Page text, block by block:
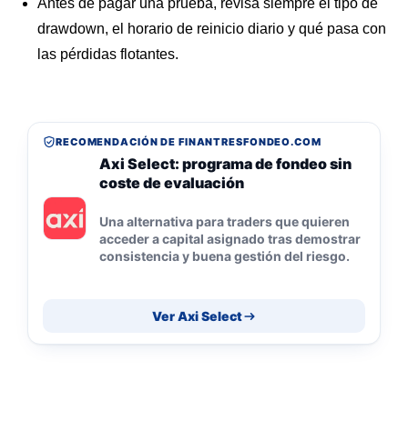
Antes de pagar una prueba, revisa siempre el tipo de
drawdown, el horario de reinicio diario y qué pasa con
las pérdidas flotantes.
RECOMENDACIÓN DE FINANTRESFONDEO.COM
Axi Select: programa de fondeo sin
coste de evaluación
Una alternativa para traders que quieren
acceder a capital asignado tras demostrar
consistencia y buena gestión del riesgo.
Ver Axi Select